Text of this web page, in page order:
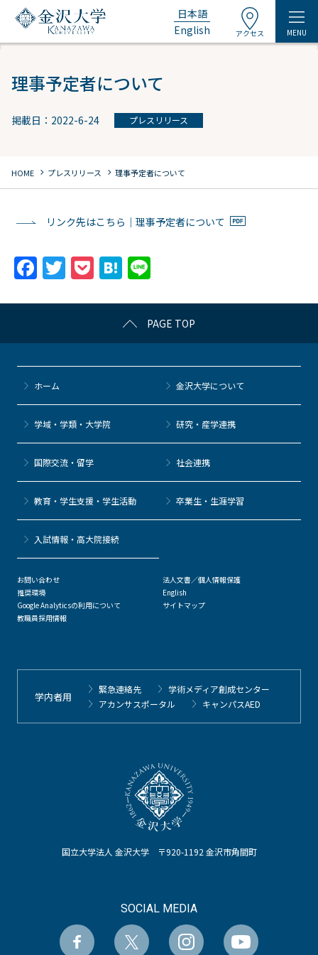
日本語
English
アクセス MENU
理事予定者について
掲載日：2022-6-24 プレスリリース
HOME chevron_right プレスリリース chevron_right 理事予定者について
リンク先はこちら｜理事予定者について
F
c
e
b
o
o
k
T
itt
er
P
c
k
et
H
e
n
a
e
PAGE TOP
国立大学法人 金沢大学 〒920-1192 金沢市角間町
SOCIAL MEDIA
ホーム 金沢大学について
学域・学類・大学院 研究・産学連携
国際交流・留学 社会連携
教育・学生支援・学生活動 卒業生・生涯学習
⼊試情報・高大院接続
お問い合わせ
推奨環境
Google Analyticsの利用について
教職員採用情報
法人文書／個人情報保護
English
サイトマップ
学内者用
緊急連絡先
学術メディア創成センター
アカンサスポータル
キャンパスAED